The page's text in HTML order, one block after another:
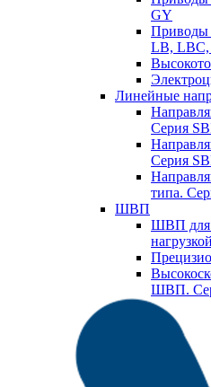
GY
Приводы
LB,
Линейные
Серия
Серия
типа.
ШВП
ШВП для
ШВП.